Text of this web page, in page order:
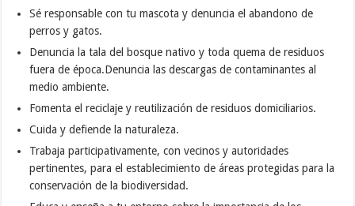
Sé responsable con tu mascota y denuncia el abandono de
perros y gatos.
Denuncia la tala del bosque nativo y toda quema de residuos
fuera de época.Denuncia las descargas de contaminantes al
medio ambiente.
Fomenta el reciclaje y reutilización de residuos domiciliarios.
Cuida y defiende la naturaleza.
Trabaja participativamente, con vecinos y autoridades
pertinentes, para el establecimiento de áreas protegidas para la
conservación de la biodiversidad.